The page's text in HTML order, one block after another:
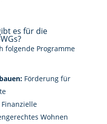
es für die
folgende Programme
Förderung für
Wohnen